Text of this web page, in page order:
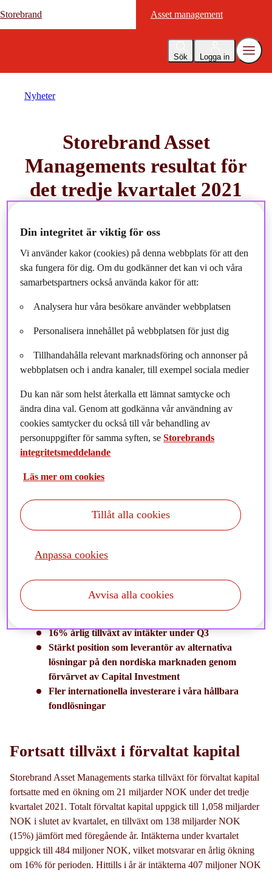
Storebrand Asset management
Sök Logga in
Storebrand Asset management
Nyheter
Storebrand Asset
Managements resultat för
det tredje kvartalet 2021
Framgångsrik kapitalinhämtning och god avkastning
resulterade i historiska högstanivåer i både förvaltat
I KORTHET
15% årlig tillväxt av förvaltat kapital i slutet av Q3
16% årlig tillväxt av intäkter under Q3
Stärkt position som leverantör av alternativa
lösningar på den nordiska marknaden genom
förvärvet av Capital Investment
Fler internationella investerare i våra hållbara
fondlösningar
Fortsatt tillväxt i förvaltat kapital
Storebrand Asset Managements starka tillväxt för förvaltat kapital
fortsatte med en ökning om 21 miljarder NOK under det tredje
kvartalet 2021. Totalt förvaltat kapital uppgick till 1,058 miljarder
NOK i slutet av kvartalet, en tillväxt om 138 miljarder NOK
(15%) jämfört med föregående år. Intäkterna under kvartalet
uppgick till 484 miljoner NOK, vilket motsvarar en årlig ökning
om 16% för perioden. Hittills i år är intäkterna 407 miljoner NOK
Din integritet är viktig för oss
Vi använder kakor (cookies) på denna webbplats för att den
ska fungera för dig. Om du godkänner det kan vi och våra
samarbetspartners också använda kakor för att:
Analysera hur våra besökare använder webbplatsen
Personalisera innehållet på webbplatsen för just dig
Tillhandahålla relevant marknadsföring och annonser på
webbplatsen och i andra kanaler, till exempel sociala medier
Du kan när som helst återkalla ett lämnat samtycke och
ändra dina val. Genom att godkänna vår användning av
cookies samtycker du också till vår behandling av
personuppgifter för samma syften, seStorebrands
integritetsmeddelande
Läs mer om cookies
Anpassa cookies
Avvisa alla cookies
Tillåt alla cookies